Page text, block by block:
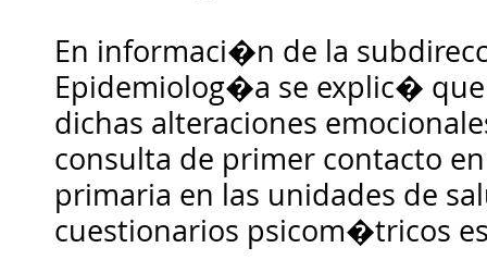
En informaci�n de la
Epidemiolog�a se explic�
dichas alteraciones
consulta de primer contacto
primaria en las unidades de
cuestionarios psicom�tricos